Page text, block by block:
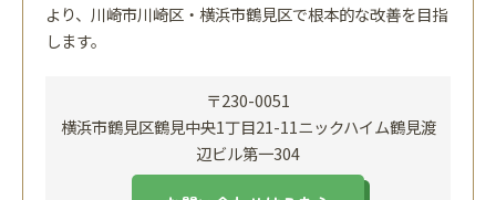
より、川崎市川崎区・横浜市鶴見区で根本的な改善を目指
します。
〒230-0051
横浜市鶴見区鶴見中央1丁目21-11ニックハイム鶴見渡
辺ビル第一304